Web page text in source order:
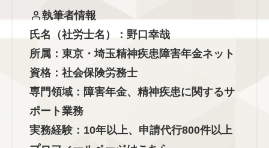
執筆者情報
氏名（社労士名）：野口幸哉
所属：東京・埼玉精神疾患障害年金ネット
資格：社会保険労務士
専門領域：障害年金、精神疾患に関するサ
ポート業務
実務経験：10年以上、申請代行800件以上